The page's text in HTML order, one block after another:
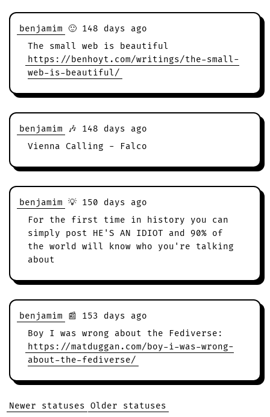
benjamim 🙂 148 days ago
The small web is beautiful
https://benhoyt.com/writings/the-small-
web-is-beautiful/
benjamim 🎶 148 days ago
Vienna Calling - Falco
benjamim 💡 150 days ago
For the first time in history you can
simply post HE'S AN IDIOT and 90% of
the world will know who you're talking
about
benjamim 📰 153 days ago
Boy I was wrong about the Fediverse:
https://matduggan.com/boy-i-was-wrong-
about-the-fediverse/
Newer statuses Older statuses